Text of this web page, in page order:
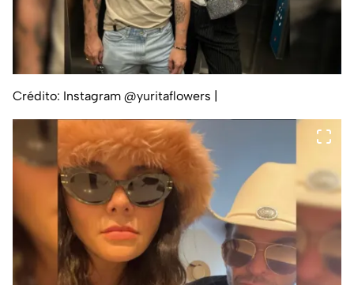
Crédito: Instagram @yuritaflowers |